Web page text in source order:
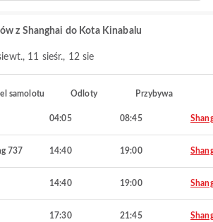
z Shanghai do Kota Kinabalu
wt., 11 sieśr., 12 sie
samolotu Odloty Przybywa
04:05 08:45
737 14:40 19:00
14:40 19:00
17:30 21:45